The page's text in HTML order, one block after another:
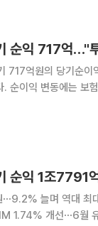
순익 717억…"
717억원의 당기순
익
순익 1조7791
늘며 역대 최
⋯6월 유상증자 효과 기대 NH